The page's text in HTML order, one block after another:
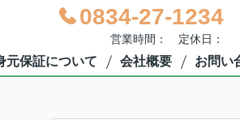
0834-27-1234
営業時間： 定休日：
元保証について 会社概要 お問い